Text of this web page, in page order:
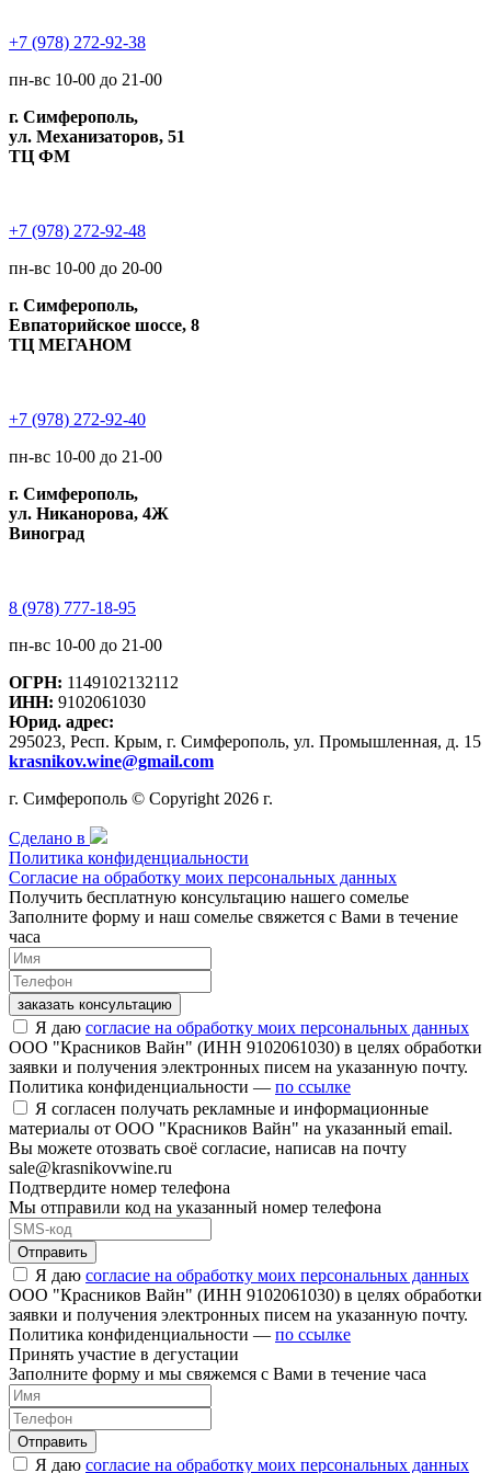
+7 (978) 272-92-38
пн-вс 10-00 до 21-00
г. Симферополь,
ул. Механизаторов, 51
ТЦ ФМ
+7 (978) 272-92-48
пн-вс 10-00 до 20-00
г. Симферополь,
Евпаторийское шоссе, 8
ТЦ МЕГАНОМ
+7 (978) 272-92-40
пн-вс 10-00 до 21-00
г. Симферополь,
ул. Никанорова, 4Ж
Виноград
8 (978) 777-18-95
пн-вс 10-00 до 21-00
ОГРН: 1149102132112
ИНН: 9102061030
Юрид. адрес:
295023, Респ. Крым, г. Симферополь, ул. Промышленная, д. 15
krasnikov.wine@gmail.com
г. Симферополь © Copyright 2026 г.
Сделано в
Политика конфиденциальности
Согласие на обработку моих персональных данных
Получить бесплатную консультацию нашего сомелье
Заполните форму и наш сомелье свяжется с Вами в течение
часа
заказать консультацию
Я даю согласие на обработку моих персональных данных
ООО "Красников Вайн" (ИНН 9102061030) в целях обработки
заявки и получения электронных писем на указанную почту.
Политика конфиденциальности — по ссылке
Я согласен получать рекламные и информационные
материалы от ООО "Красников Вайн" на указанный email.
Вы можете отозвать своё согласие, написав на почту
sale@krasnikovwine.ru
Подтвердите номер телефона
Мы отправили код на указанный номер телефона
Отправить
Я даю согласие на обработку моих персональных данных
ООО "Красников Вайн" (ИНН 9102061030) в целях обработки
заявки и получения электронных писем на указанную почту.
Политика конфиденциальности — по ссылке
Принять участие в дегустации
Заполните форму и мы свяжемся с Вами в течение часа
Отправить
Я даю согласие на обработку моих персональных данных